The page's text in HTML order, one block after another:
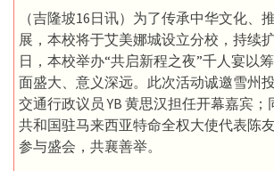
（吉隆坡16日讯）为了传承中华文化、
展，本校将于艾美娜城设立分校，持续
日，本校举办“共启新程之夜”千人宴以
面盛大、意义深远。此次活动诚邀雪州
交通行政议员 YB 黄思汉担任开幕嘉宾
共和国驻马来西亚特命全权大使代表陈
参与盛会，共襄善举。